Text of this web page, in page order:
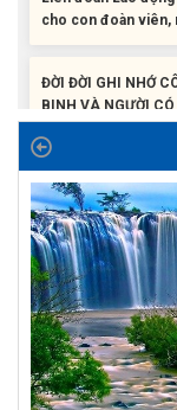
BINH VÀ NGƯỜI
Công đoàn phường
97 năm ngày thành